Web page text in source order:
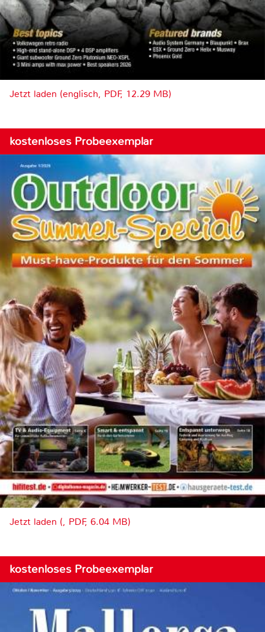
Jetzt laden (englisch, PDF, 12.29 MB)
kostenloses Probeexemplar
Jetzt laden (, PDF, 6.04 MB)
kostenloses Probeexemplar